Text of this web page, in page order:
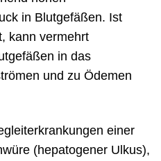
in Blutgefäßen. Ist
kann vermehrt
in das
und zu Ödemen
einer
(hepatogener Ulkus),